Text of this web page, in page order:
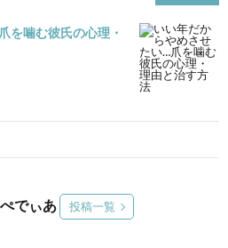
を噛む彼氏の心理・
でぃあ 投稿一覧